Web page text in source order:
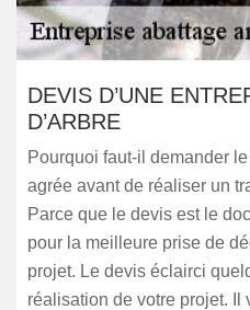
DEVIS D’UNE
D’ARBRE
Pourquoi faut-il demander
agrée avant de réaliser un
Parce que le devis est le
pour la meilleure prise de
projet. Le devis éclairci
réalisation de votre projet. Il